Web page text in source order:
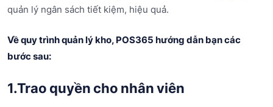
quản lý ngân sách tiết kiệm, hiệu quả.
Về quy trình quản lý kho, POS365 hướng dẫn bạn các
bước sau:
1.Trao quyền cho nhân viên